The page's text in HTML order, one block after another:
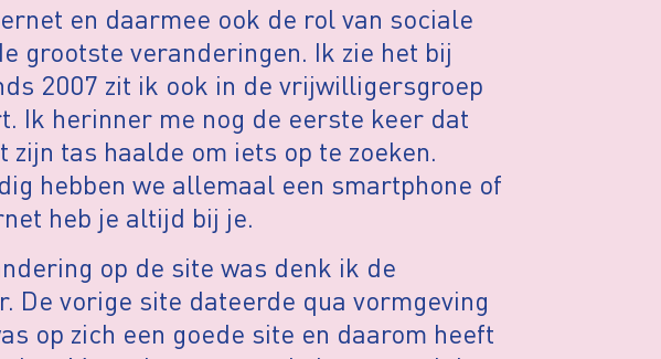
en daarmee ook de rol van sociale
grootste veranderingen. Ik zie het bij
2007 zit ik ook in de vrijwilligersgroep
Ik herinner me nog de eerste keer dat
zijn tas haalde om iets op te zoeken.
hebben we allemaal een smartphone of
heb je altijd bij je.
op de site was denk ik de
De vorige site dateerde qua vormgeving
op zich een goede site en daarom heeft